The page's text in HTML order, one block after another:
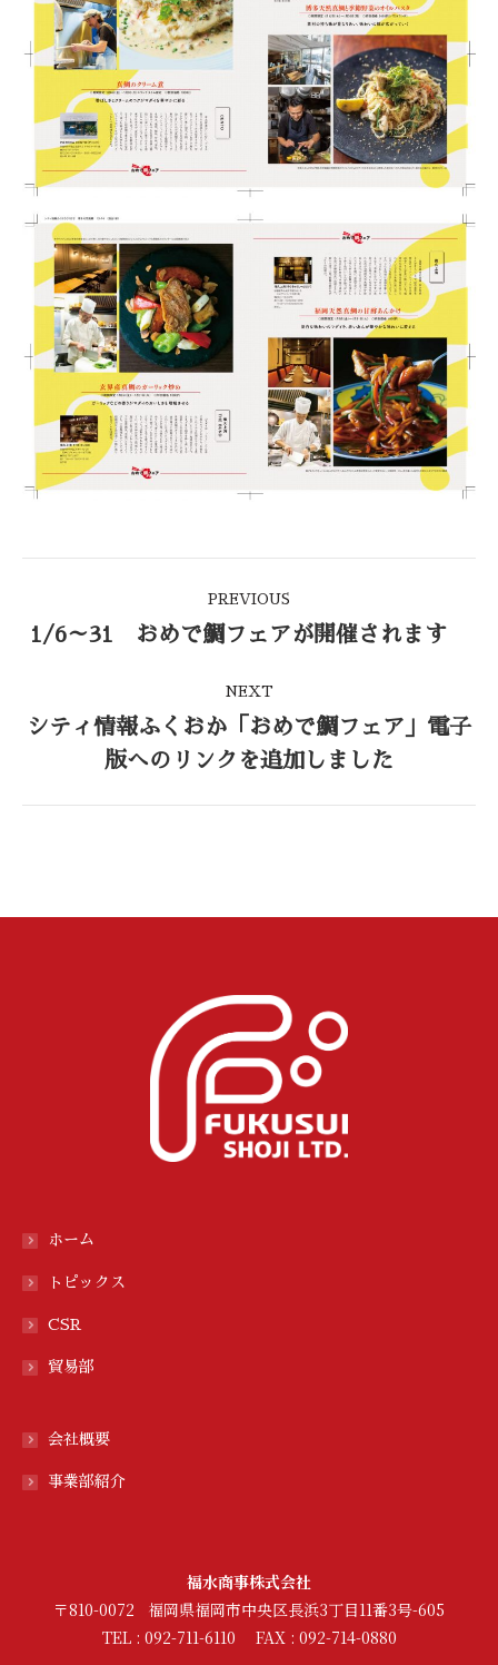
navigation
PREVIOUS
Previous
1/6～31 おめで鯛フェアが開催されます
NEXT
post:
シティ情報ふくおか「おめで鯛フェア」電子
版へのリンクを追加しました
ホーム
トピックス
CSR
貿易部
会社概要
事業部紹介
福水商事株式会社
〒810-0072 福岡県福岡市中央区長浜3丁目11番3号-605
TEL : 092-711-6110 FAX : 092-714-0880